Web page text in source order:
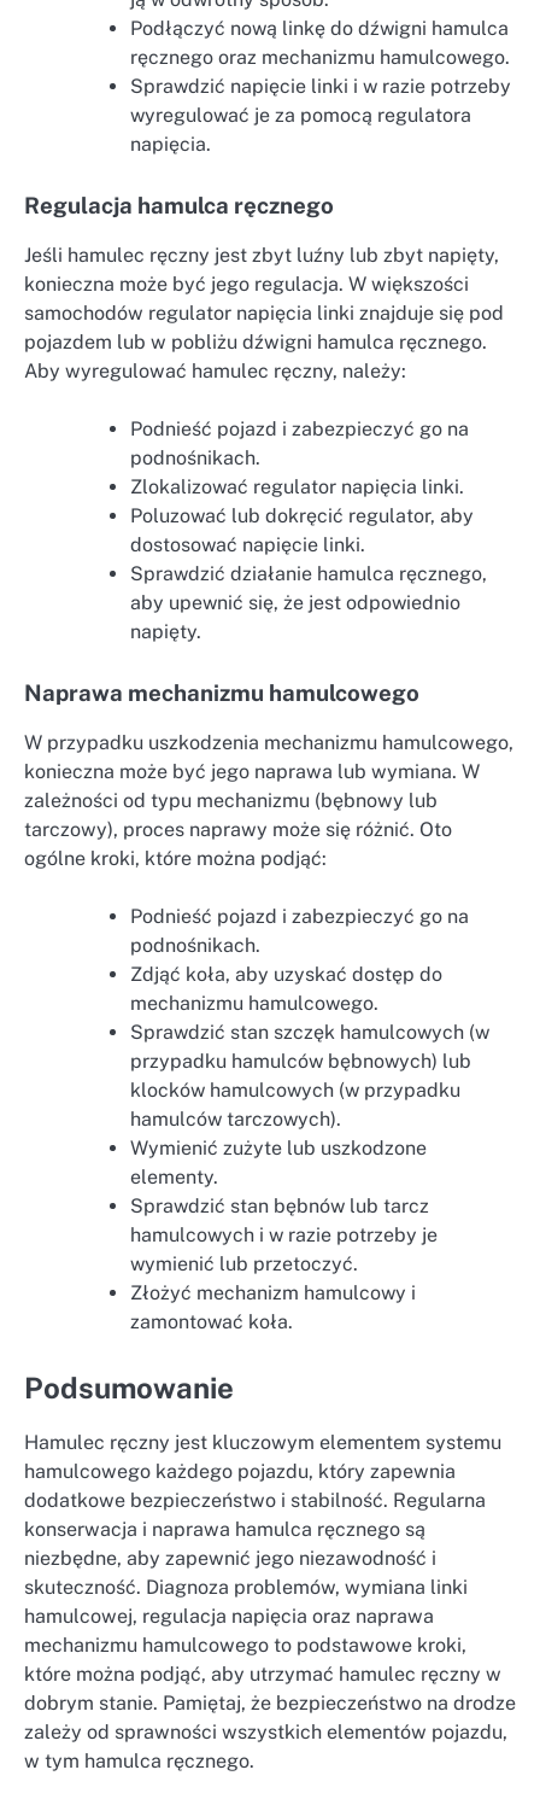
Podłączyć nową linkę do dźwigni hamulca
ręcznego oraz mechanizmu hamulcowego.
Sprawdzić napięcie linki i w razie potrzeby
wyregulować je za pomocą regulatora
napięcia.
Regulacja hamulca ręcznego
Jeśli hamulec ręczny jest zbyt luźny lub zbyt napięty,
konieczna może być jego regulacja. W większości
samochodów regulator napięcia linki znajduje się pod
pojazdem lub w pobliżu dźwigni hamulca ręcznego.
Aby wyregulować hamulec ręczny, należy:
Podnieść pojazd i zabezpieczyć go na
podnośnikach.
Zlokalizować regulator napięcia linki.
Poluzować lub dokręcić regulator, aby
dostosować napięcie linki.
Sprawdzić działanie hamulca ręcznego,
aby upewnić się, że jest odpowiednio
napięty.
Naprawa mechanizmu hamulcowego
W przypadku uszkodzenia mechanizmu hamulcowego,
konieczna może być jego naprawa lub wymiana. W
zależności od typu mechanizmu (bębnowy lub
tarczowy), proces naprawy może się różnić. Oto
ogólne kroki, które można podjąć:
Podnieść pojazd i zabezpieczyć go na
podnośnikach.
Zdjąć koła, aby uzyskać dostęp do
mechanizmu hamulcowego.
Sprawdzić stan szczęk hamulcowych (w
przypadku hamulców bębnowych) lub
klocków hamulcowych (w przypadku
hamulców tarczowych).
Wymienić zużyte lub uszkodzone
elementy.
Sprawdzić stan bębnów lub tarcz
hamulcowych i w razie potrzeby je
wymienić lub przetoczyć.
Złożyć mechanizm hamulcowy i
zamontować koła.
Podsumowanie
Hamulec ręczny jest kluczowym elementem systemu
hamulcowego każdego pojazdu, który zapewnia
dodatkowe bezpieczeństwo i stabilność. Regularna
konserwacja i naprawa hamulca ręcznego są
niezbędne, aby zapewnić jego niezawodność i
skuteczność. Diagnoza problemów, wymiana linki
hamulcowej, regulacja napięcia oraz naprawa
mechanizmu hamulcowego to podstawowe kroki,
które można podjąć, aby utrzymać hamulec ręczny w
dobrym stanie. Pamiętaj, że bezpieczeństwo na drodze
zależy od sprawności wszystkich elementów pojazdu,
w tym hamulca ręcznego.